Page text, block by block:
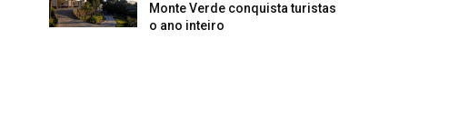
Monte Verde conquista turistas
o ano inteiro